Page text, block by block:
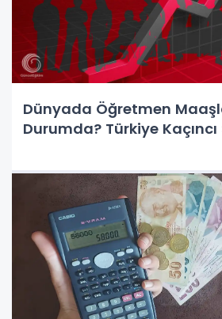
Dünyada Öğretmen
Durumda? Türkiye Kaçıncı